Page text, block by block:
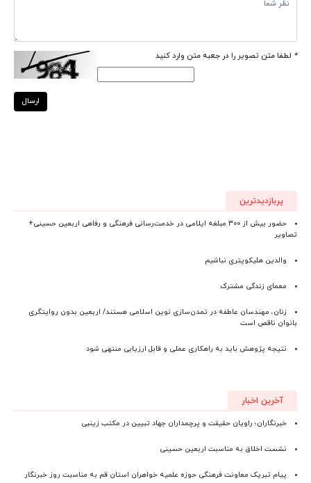
* لطفا متن تصویر را در جعبه متن وارد کنید
ارسال
پربازدیدترین
حضور بیش از ۳۰۰ مبلغه ایلامی در خدمت‌رسانی فرهنگی و رفاهی اربعین حسینی+
تصاویر
والدین هلیکوپتری نباشیم
معمای زندگی مشترک
زنان، مهندسان عاطفه در تمدن‌سازی نوین اسلامی هستند/ اربعین بدون روایتگری
بانوان ناقص است
نتیجه پژوهش باید به راهکاری عملی و قابل ارزیابی منتهی شود
آخرین اخبار
خبرنگاران؛ راویان حقیقت و پرچمداران جهاد تبیین در مکتب زینبی
نشست اخلاق به مناسبت اربعین حسینی
پیام تبریک معاونت فرهنگی حوزه علمیه خواهران استان قم به مناسبت روز خبرنگار